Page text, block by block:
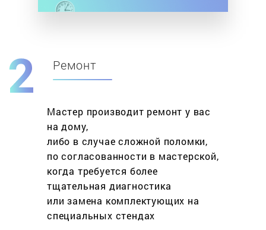
Ремонт
Мастер производит ремонт у вас
на дому,
либо в случае сложной поломки,
по согласованности в мастерской,
когда требуется более
тщательная диагностика
или замена комплектующих на
специальных стендах